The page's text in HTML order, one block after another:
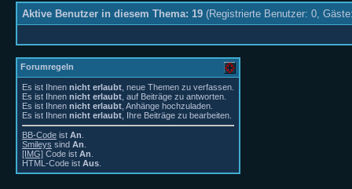
Aktive Benutzer in diesem Thema: 19 (Registrierte Benutzer: 0,
Forumregeln
Es ist Ihnen nicht erlaubt , neue Themen zu verfassen.
Es ist Ihnen nicht erlaubt , auf Beiträge zu antworten.
Es ist Ihnen nicht erlaubt , Anhänge hochzuladen.
Es ist Ihnen nicht erlaubt , Ihre Beiträge zu bearbeiten.
BB-Code ist An
Smileys sind An
[IMG] Code ist An
HTML-Code ist Aus